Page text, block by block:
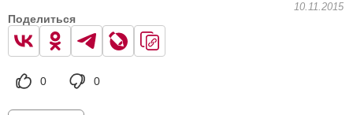
10.11.2015
Поделиться
0 0